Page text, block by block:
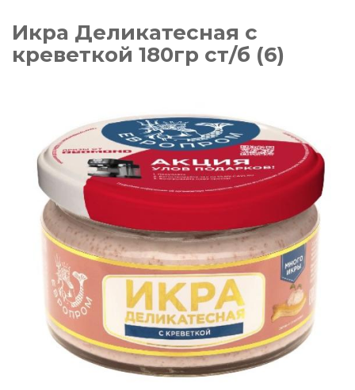
Икра Деликатесная с
креветкой 180гр ст/б (6)